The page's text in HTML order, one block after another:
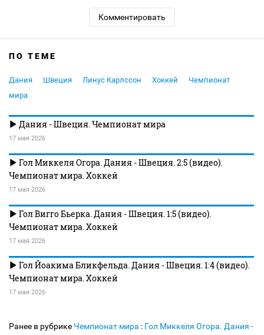
Комментировать
ПО ТЕМЕ
Дания Швеция Линус Карлссон Хоккей
Чемпионат
мира
Дания - Швеция. Чемпионат мира
17 мая 2026
Гол Миккеля Огора. Дания - Швеция. 2:5 (видео).
Чемпионат мира. Хоккей
17 мая 2026
Гол Вигго Бьерка. Дания - Швеция. 1:5 (видео).
Чемпионат мира. Хоккей
17 мая 2026
Гол Йоакима Бликфельда. Дания - Швеция. 1:4 (видео).
Чемпионат мира. Хоккей
17 мая 2026
Ранее в рубрике Чемпионат мира : Гол Миккеля Огора. Дания -